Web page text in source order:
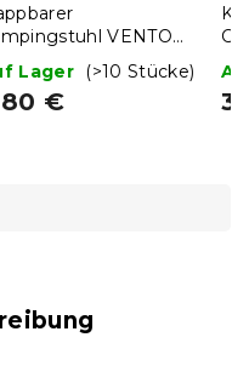
VENTO
cm, blau
Lager (>10 Stücke)
€